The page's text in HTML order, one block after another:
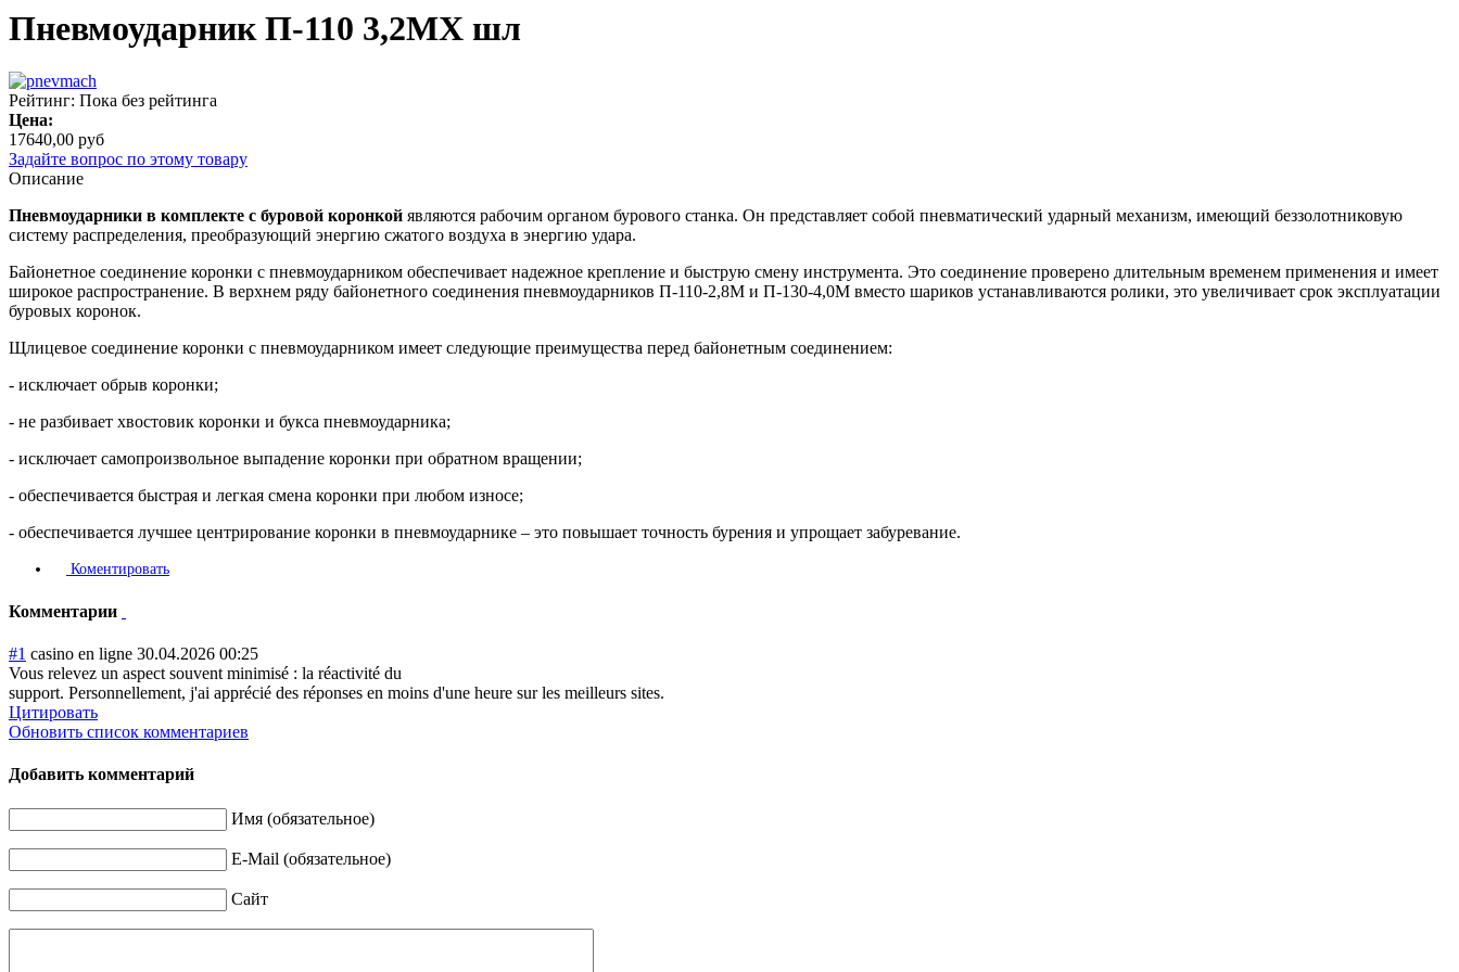
Пневмоударник П-110 3,2МХ шл
Рейтинг: Пока без рейтинга
Цена:
17640,00 руб
Задайте вопрос по этому товару
Описание
Пневмоударники в комплекте с буровой коронкой являются рабочим органом бурового станка. Он представляет собой пневматический ударный механизм, имеющий беззолотниковую
систему распределения, преобразующий энергию сжатого воздуха в энергию удара.
Байонетное соединение коронки с пневмоударником обеспечивает надежное крепление и быструю смену инструмента. Это соединение проверено длительным временем применения и имеет
широкое распространение. В верхнем ряду байонетного соединения пневмоударников П-110-2,8М и П-130-4,0М вместо шариков устанавливаются ролики, это увеличивает срок эксплуатации
буровых коронок.
Щлицевое соединение коронки с пневмоударником имеет следующие преимущества перед байонетным соединением:
- исключает обрыв коронки;
- не разбивает хвостовик коронки и букса пневмоударника;
- исключает самопроизвольное выпадение коронки при обратном вращении;
- обеспечивается быстрая и легкая смена коронки при любом износе;
- обеспечивается лучшее центрирование коронки в пневмоударнике – это повышает точность бурения и упрощает забуревание.
Коментировать
Комментарии
#1 casino en ligne 30.04.2026 00:25
Vous relevez un aspect souvent minimisé : la réactivité du
support. Personnellement, j'ai apprécié des réponses en moins d'une heure sur les meilleurs sites.
Цитировать
Обновить список комментариев
Добавить комментарий
Имя (обязательное)
E-Mail (обязательное)
Сайт